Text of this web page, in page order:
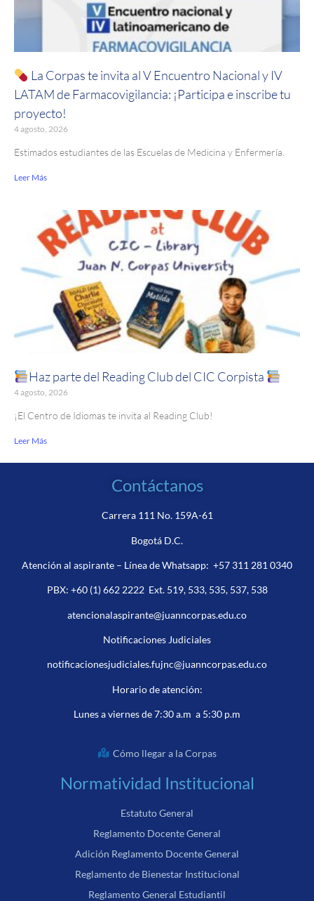
La Corpas te invita al V Encuentro Nacional y IV
LATAM de Farmacovigilancia: ¡Participa e inscribe tu
proyecto!
4 agosto, 2026
Estimados estudiantes de las Escuelas de Medicina y Enfermería.
Leer Más
Haz parte del Reading Club del CIC Corpista
4 agosto, 2026
¡El Centro de Idiomas te invita al Reading Club!
Leer Más
Contáctanos
Carrera 111 No. 159A-61
Bogotá D.C.
Atención al aspirante – Línea de Whatsapp: +57 311 281 0340
PBX: +60 (1) 662 2222Ext. 519, 533, 535, 537, 538
atencionalaspirante@juanncorpas.edu.co
Notificaciones Judiciales
notificacionesjudiciales.fujnc@juanncorpas.edu.co
Horario de atención:
Lunes a viernes de 7:30 a.m a 5:30 p.m
Cómo llegar a la Corpas
Normatividad Institucional
Estatuto General
Reglamento Docente General
Adición Reglamento Docente General
Reglamento de Bienestar Institucional
Reglamento General Estudiantil